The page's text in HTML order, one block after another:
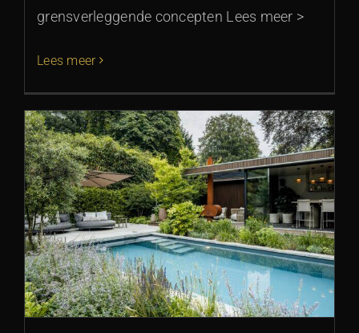
grensverleggende concepten Lees meer >
Lees meer